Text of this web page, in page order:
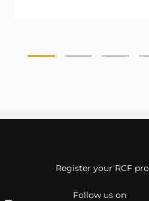
Follow us on
Register your RCF